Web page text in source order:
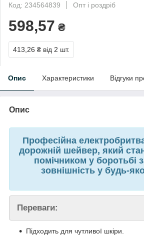
Код: 234564839
Опт і роздріб
598,57 ₴
413,26 ₴ від 2 шт.
Опис Характеристики Відгуки
Опис
Професійна
дорожній шейвер, який
помічником у боротьбі
зовнішність у будь-
Переваги:
Підходить для чутливої шкіри.